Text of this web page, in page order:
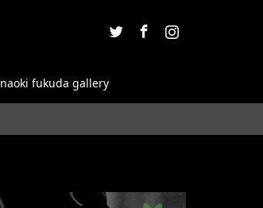
naoki fukuda gallery